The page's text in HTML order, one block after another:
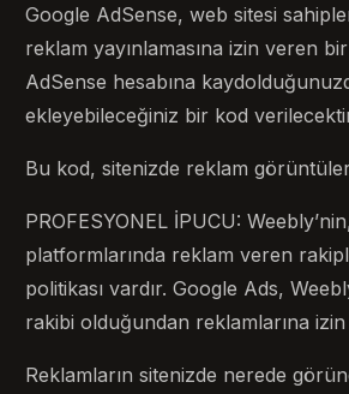
Google AdSense, web sitesi
reklam yayınlamasına izin veren
AdSense hesabına
ekleyebileceğiniz bir kod
Bu kod, sitenizde reklam
PROFESYONEL İPUCU:
platformlarında reklam veren
politikası vardır. Google Ads,
rakibi olduğundan reklamlarına
Reklamların sitenizde nerede